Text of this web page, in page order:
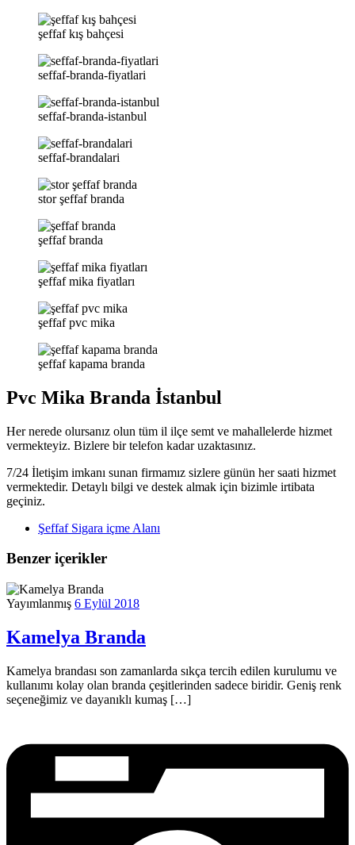
şeffaf kış bahçesi
seffaf-branda-fiyatlari
seffaf-branda-istanbul
seffaf-brandalari
stor şeffaf branda
şeffaf branda
şeffaf mika fiyatları
şeffaf pvc mika
şeffaf kapama branda
Pvc Mika Branda İstanbul
Her nerede olursanız olun tüm il ilçe semt ve mahallelerde hizmet
vermekteyiz. Bizlere bir telefon kadar uzaktasınız.
7/24 İletişim imkanı sunan firmamız sizlere günün her saati hizmet
vermektedir. Detaylı bilgi ve destek almak için bizimle irtibata
geçiniz.
Şeffaf Sigara içme Alanı
Benzer içerikler
Yayımlanmış 6 Eylül 2018
Kamelya Branda
Kamelya brandası son zamanlarda sıkça tercih edilen kurulumu ve
kullanımı kolay olan branda çeşitlerinden sadece biridir. Geniş renk
seçeneğimiz ve dayanıklı kumaş […]